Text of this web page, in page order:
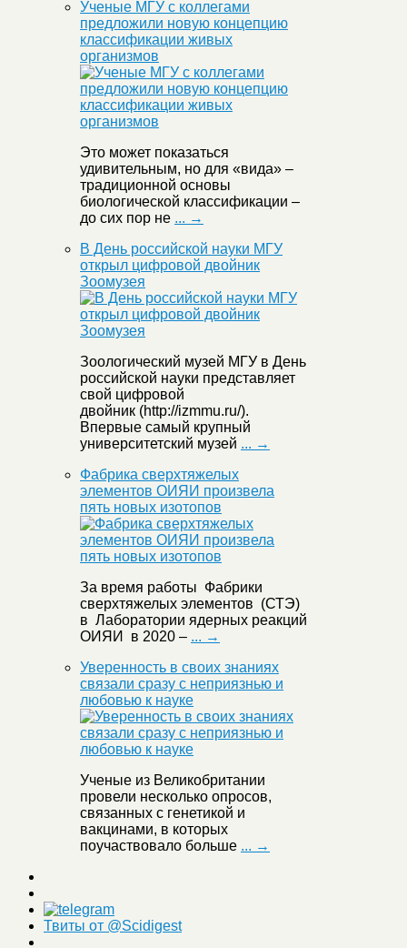
Ученые МГУ с коллегами
предложили новую концепцию
классификации живых
организмов
Это может показаться
удивительным, но для «вида» –
традиционной основы
биологической классификации –
до сих пор не ... →
В День российской науки МГУ
открыл цифровой двойник
Зоомузея
Зоологический музей МГУ в День
российской науки представляет
свой цифровой
двойник (http://izmmu.ru/).
Впервые самый крупный
университетский музей ... →
Фабрика сверхтяжелых
элементов ОИЯИ произвела
пять новых изотопов
За время работы Фабрики
сверхтяжелых элементов (СТЭ)
в Лаборатории ядерных реакций
ОИЯИ в 2020 – ... →
Уверенность в своих знаниях
связали сразу с неприязнью и
любовью к науке
Ученые из Великобритании
провели несколько опросов,
связанных с генетикой и
вакцинами, в которых
поучаствовало больше ... →
Твиты от @Scidigest